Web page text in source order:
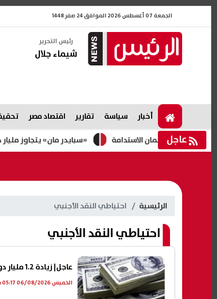
الجمعة 07 أغسطس 2026 الموافق 24 صفر 1448
رئيس التحرير
شيماء جلال
أخبار سياسة تقارير اقتصاد مصر
عاجل «سبايدر مان» يتجاوز مليار دولار في لضمان الاستدامة
الرئيسية احتياطي النقد الأجنبي
احتياطي النقد الأجنبي
عاجل| زيادة 1.2 مليار دولار في الاحتياطي الأجنبي خلال شهر واحد
الخميس 06/08/2026 05:17 م